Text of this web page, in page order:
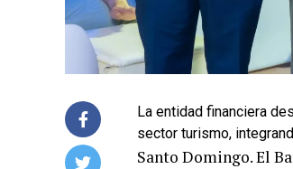
La entidad financiera
sector turismo,
Santo Domingo. El